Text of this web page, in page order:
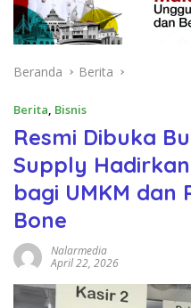
Beranda Berita
Berita, Bisnis
Resmi Dibuka
Supply
bagi UMKM dan
Bone
Nalarmedia
April 22, 2026